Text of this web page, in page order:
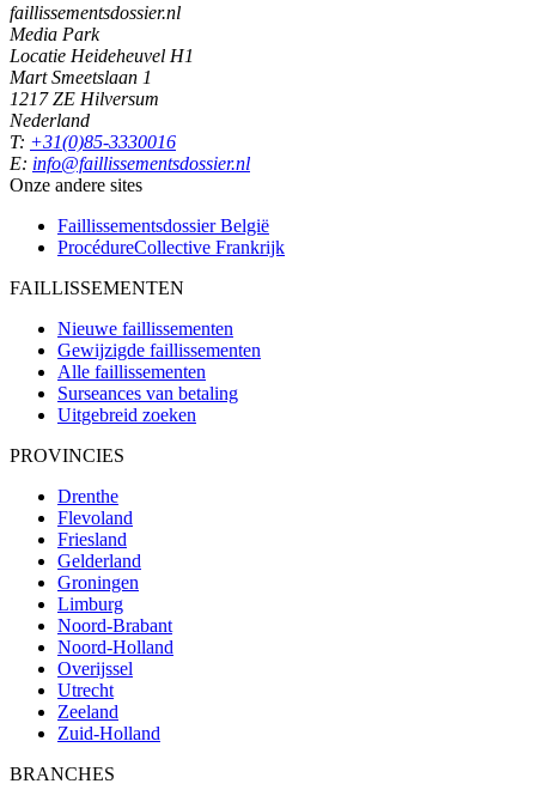
faillissementsdossier.nl
Media Park
Locatie Heideheuvel H1
Mart Smeetslaan 1
1217 ZE Hilversum
Nederland
T: +31(0)85-3330016
E: info@faillissementsdossier.nl
Onze andere sites
Faillissementsdossier België
ProcédureCollective Frankrijk
FAILLISSEMENTEN
Nieuwe faillissementen
Gewijzigde faillissementen
Alle faillissementen
Surseances van betaling
Uitgebreid zoeken
PROVINCIES
Drenthe
Flevoland
Friesland
Gelderland
Groningen
Limburg
Noord-Brabant
Noord-Holland
Overijssel
Utrecht
Zeeland
Zuid-Holland
BRANCHES